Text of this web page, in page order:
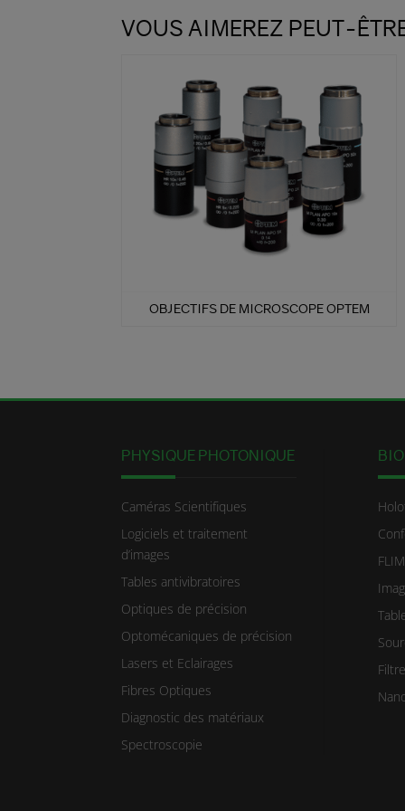
VOUS AIMEREZ PEUT-
OBJECTIFS DE MICROSCOPE OPTEM
PHYSIQUE PHOTONIQUE
Caméras Scientifiques
Logiciels et traitement
d’images
Tables antivibratoires
Optiques de précision
Optomécaniques de précision
Lasers et Eclairages
Fibres Optiques
Diagnostic des matériaux
Spectroscopie
FLIM